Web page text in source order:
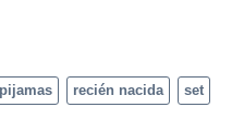
pijamas recién nacida set